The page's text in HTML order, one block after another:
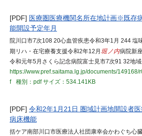
[PDF] 医療圏医療機関名所在地計画※既存
能開設予定年月
院川口市7次108 20心血管疾患令和3年1月 244 塩
期リハ・在宅療養支援令和2年12月 堀ノ内病院新
令和元年5月さくら記念病院富士見市7次91 32地
https://www.pref.saitama.lg.jp/documents/
f
種別：pdfサイズ：534.141KB
[PDF] 令和2年1月21日 圏域計画地開設者
病床機能
括ケア南部川口市医療法人社団康幸会かわぐち心